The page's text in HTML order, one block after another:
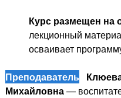
Курс размещен на
лекционный
осваивает
Преподаватель
Михайловна—